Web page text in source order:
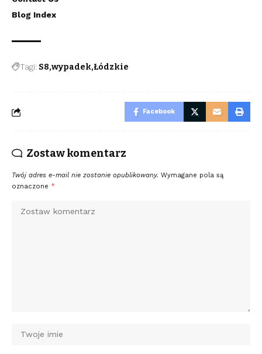
Blog Index
Tagi: S8 wypadek Łódzkie
Facebook
Zostaw komentarz
Twój adres e-mail nie zostanie opublikowany. Wymagane pola są
oznaczone *